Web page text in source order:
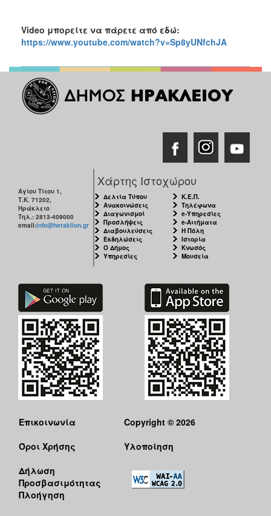
Video μπορείτε να πάρετε από εδώ:
https://www.youtube.com/watch?v=Sp8yUNfchJA
Αγίου Τίτου 1,
Τ.Κ. 71202,
Ηράκλειο
Τηλ.: 2813-409000
email:info@heraklion.gr
Χάρτης Ιστοχώρου
Δελτία Τύπου
Ανακοινώσεις
Διαγωνισμοί
Προσλήψεις
Διαβουλεύσεις
Εκδηλώσεις
Ο Δήμος
Υπηρεσίες
Κ.Ε.Π.
Τηλέφωνα
e-Υπηρεσίες
e-Αιτήματα
Η Πόλη
Ιστορία
Κνωσός
Μουσεία
Επικοινωνία
Όροι Χρήσης
Δήλωση
Προσβασιμότητας
Πλοήγηση
Copyright © 2026
Υλοποίηση